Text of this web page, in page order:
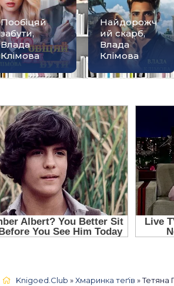
Пообіцяй
забути,
Влада
Клімова
Найдорожч
ий скарб,
Влада
Клімова
Knigoed.Club »Хмаринка теґів » Тетяна